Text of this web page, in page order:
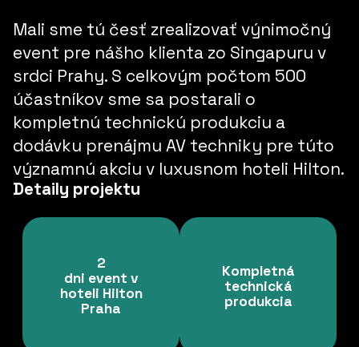
Mali sme tú česť zrealizovať výnimočný
event pre nášho klienta zo Singapuru v
srdci Prahy. S celkovým počtom 500
účastníkov sme sa postarali o
kompletnú technickú produkciu a
dodávku prenájmu AV techniky pre túto
významnú akciu v luxusnom hoteli Hilton.
Detaily projektu
2
dni event v
hoteli Hilton
Praha
Kompletná
technická
produkcia